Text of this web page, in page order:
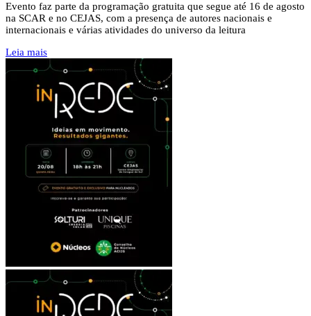
Evento faz parte da programação gratuita que segue até 16 de agosto
na SCAR e no CEJAS, com a presença de autores nacionais e
internacionais e várias atividades do universo da leitura
Leia mais